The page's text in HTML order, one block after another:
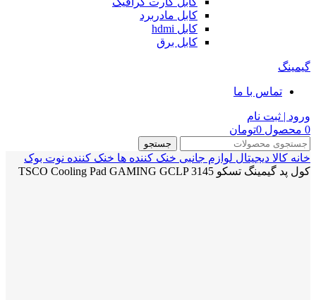
کابل مادربرد
کابل hdmi
کابل برق
گیمینگ
تماس با ما
ورود | ثبت نام
0 محصول 0تومان
جستجو
خانه کالا دیجیتال لوازم جانبی خنک کننده ها خنک کننده نوت بوک
کول پد گیمینگ تسکو TSCO Cooling Pad GAMING GCLP 3145